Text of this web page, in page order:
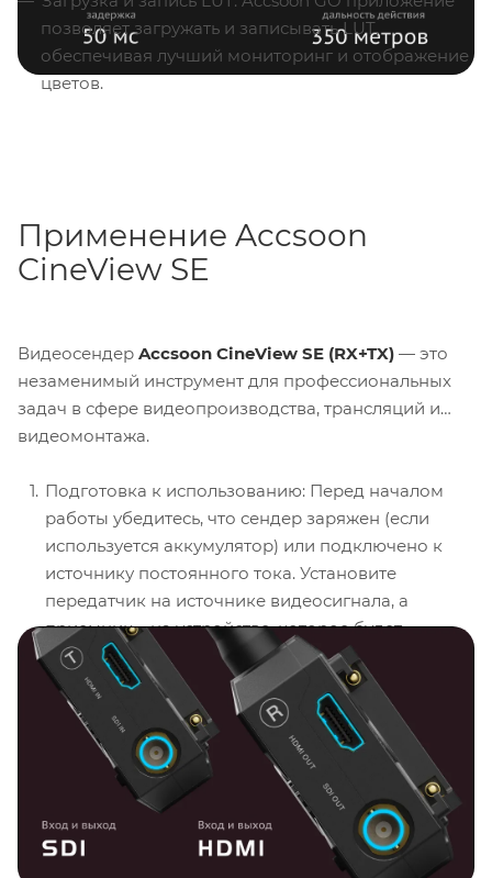
позволяет загружать и записывать LUT,
обеспечивая лучший мониторинг и отображение
цветов.
Применение Accsoon
CineView SE
Видеосендер Accsoon CineView SE (RX+TX) — это
незаменимый инструмент для профессиональных
задач в сфере видеопроизводства, трансляций и
видеомонтажа.
Подготовка к использованию: Перед началом
работы убедитесь, что сендер заряжен (если
используется аккумулятор) или подключено к
источнику постоянного тока. Установите
передатчик на источнике видеосигнала, а
приемник – на устройстве, которое будет
принимать сигнал.
Настройка каналов передачи: Перед началом
передачи видеосигнала убедитесь, что
передатчик и приемник настроены на один и тот
же канал передачи Wi-Fi. Это обеспечит
стабильное соединение и качественную
передачу данных.
Подключение к источнику питания: Если